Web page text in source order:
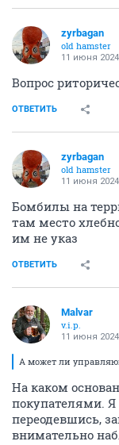
zyrbagan
old hamster
11 июня 2024
Вопрос
ОТВЕТИТЬ
zyrbagan
old hamster
11 июня 2024
Бомбилы на
там место
им не указ
ОТВЕТИТЬ
Malvar
v.i.p.
11 июня 2024
А может ли
На каком
покупателями. Я
переодевшись,
внимательно